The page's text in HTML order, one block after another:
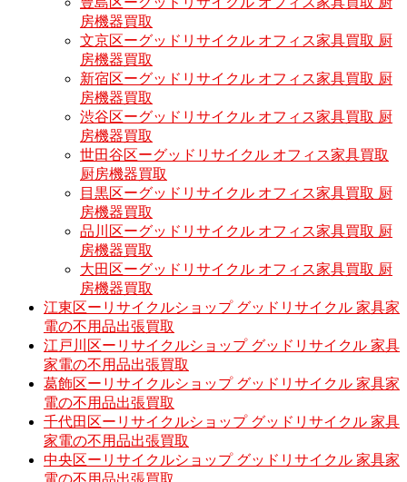
房機器買取
文京区ーグッドリサイクル オフィス家具買取 厨
房機器買取
新宿区ーグッドリサイクル オフィス家具買取 厨
房機器買取
渋谷区ーグッドリサイクル オフィス家具買取 厨
房機器買取
世田谷区ーグッドリサイクル オフィス家具買取
厨房機器買取
目黒区ーグッドリサイクル オフィス家具買取 厨
房機器買取
品川区ーグッドリサイクル オフィス家具買取 厨
房機器買取
大田区ーグッドリサイクル オフィス家具買取 厨
房機器買取
江東区ーリサイクルショップ グッドリサイクル 家具家
電の不用品出張買取
江戸川区ーリサイクルショップ グッドリサイクル 家具
家電の不用品出張買取
葛飾区ーリサイクルショップ グッドリサイクル 家具家
電の不用品出張買取
千代田区ーリサイクルショップ グッドリサイクル 家具
家電の不用品出張買取
中央区ーリサイクルショップ グッドリサイクル 家具家